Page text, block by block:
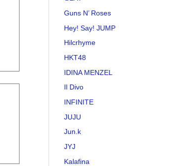
Guns N’ Roses
Hey! Say! JUMP
Hilcrhyme
HKT48
IDINA MENZEL
Il Divo
INFINITE
JUJU
Jun.k
JYJ
Kalafina